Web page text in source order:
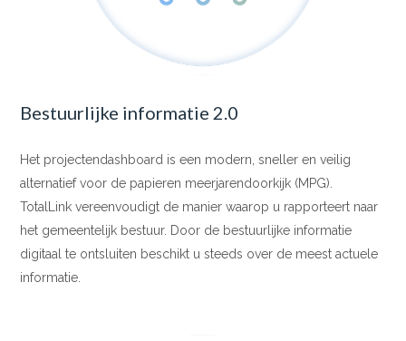
Bestuurlijke informatie 2.0
Het projectendashboard is een modern, sneller en veilig
alternatief voor de papieren meerjarendoorkijk (MPG).
TotalLink vereenvoudigt de manier waarop u rapporteert naar
het gemeentelijk bestuur. Door de bestuurlijke informatie
digitaal te ontsluiten beschikt u steeds over de meest actuele
informatie.